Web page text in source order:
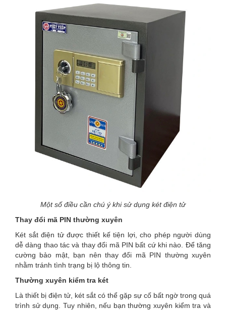
Một số điều cần chú ý khi sử dụng két điện tử
Thay đổi mã PIN thường xuyên
Két sắt điện tử được thiết kế tiện lợi, cho phép người dùng
dễ dàng thao tác và thay đổi mã PIN bất cứ khi nào. Để tăng
cường bảo mật, bạn nên thay đổi mã PIN thường xuyên
nhằm tránh tình trạng bị lộ thông tin.
Thường xuyên kiểm tra két
Là thiết bị điện tử, két sắt có thể gặp sự cố bất ngờ trong quá
trình sử dụng. Tuy nhiên, nếu bạn thường xuyên kiểm tra và